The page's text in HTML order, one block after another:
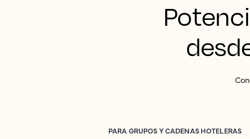
PARA GRUPOS Y CADENAS HOTELERAS